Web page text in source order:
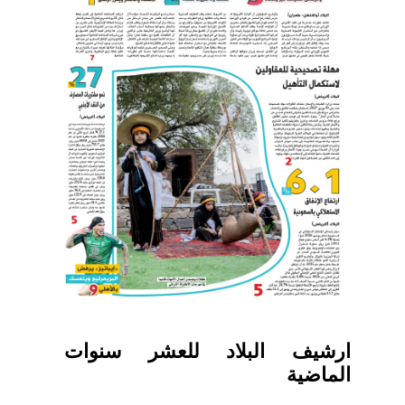
ارشيف البلاد للعشر سنوات
الماضية